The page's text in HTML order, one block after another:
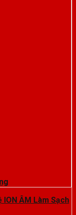
ÂM Làm Sạch